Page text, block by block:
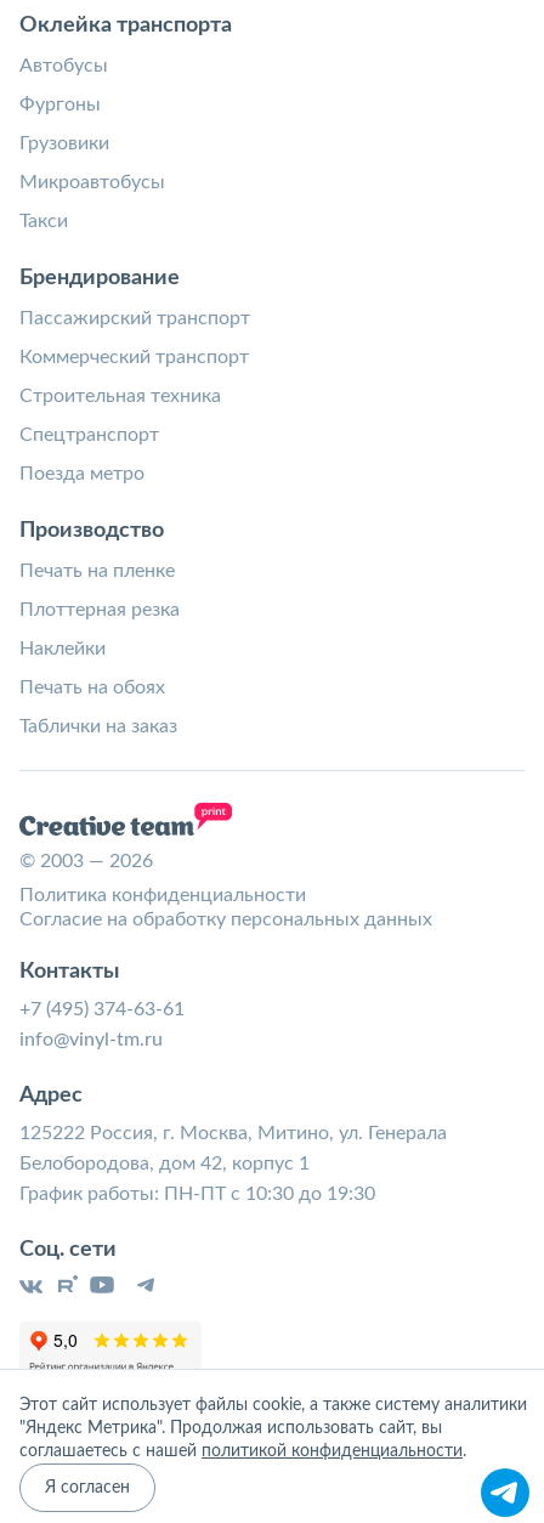
Оклейка транспорта
Автобусы
Фургоны
Грузовики
Микроавтобусы
Такси
Брендирование
Пассажирский транспорт
Коммерческий транспорт
Строительная техника
Спецтранспорт
Поезда метро
Производство
Печать на пленке
Плоттерная резка
Наклейки
Печать на обоях
Таблички на заказ
© 2003 — 2026
Политика конфиденциальности
Согласие на обработку персональных данных
Контакты
+7 (495) 374-63-61
info@vinyl-tm.ru
Адрес
125222 Россия, г. Москва, Митино, ул. Генерала
Белобородова, дом 42, корпус 1
График работы: ПН-ПТ с 10:30 до 19:30
Соц. сети
Этот сайт использует файлы cookie, а также систему аналитики
"Яндекс Метрика". Продолжая использовать сайт, вы
соглашаетесь с нашей политикой конфиденциальности.
Я согласен